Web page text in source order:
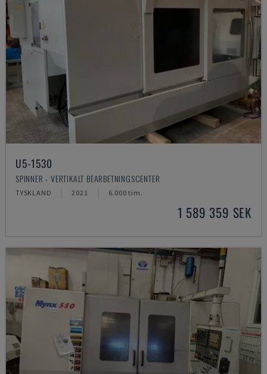
U5-1530
SPINNER - VERTIKALT BEARBETNINGSCENTER
TYSKLAND 2021 6.000 tim.
1 589 359 SEK